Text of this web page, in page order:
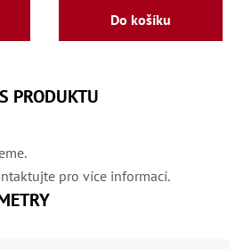
Do košíku
PRODUKTU
pro více informací.